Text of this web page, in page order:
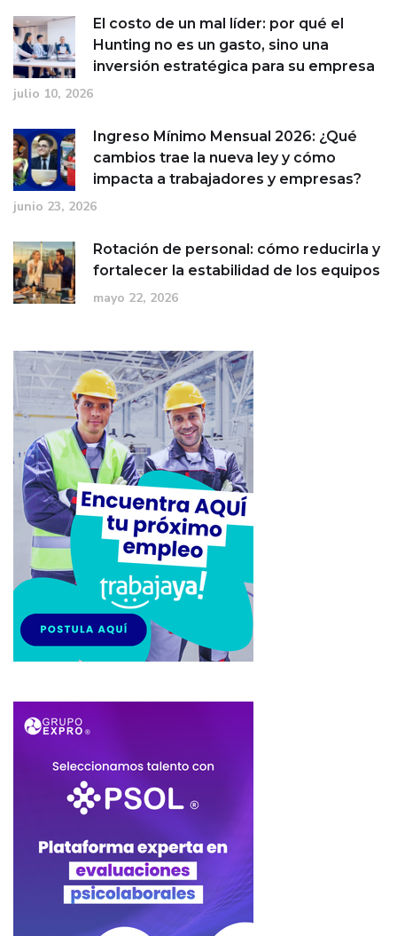
El costo de un mal líder: por qué el
Hunting no es un gasto, sino una
inversión estratégica para su empresa
julio 10, 2026
Ingreso Mínimo Mensual 2026: ¿Qué
cambios trae la nueva ley y cómo
impacta a trabajadores y empresas?
junio 23, 2026
Rotación de personal: cómo reducirla y
fortalecer la estabilidad de los equipos
mayo 22, 2026